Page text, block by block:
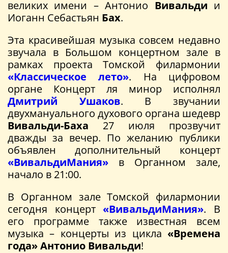
великих имени – Антонио Вивальди и
Иоганн Себастьян Бах.
Эта красивейшая музыка совсем недавно
звучала в Большом концертном зале в
рамках проекта Томской филармонии
«Классическое лето». На цифровом
органе Концерт ля минор исполнял
Дмитрий Ушаков. В звучании
двухмануального духового органа шедевр
Вивальди-Баха 27 июля прозвучит
дважды за вечер. По желанию публики
объявлен дополнительный концерт
«ВивальдиМания» в Органном зале,
начало в 21:00.
В Органном зале Томской филармонии
сегодня концерт«ВивальдиМания». В
его программе также известная всем
музыка – концерты из цикла «Времена
года» Антонио Вивальди!